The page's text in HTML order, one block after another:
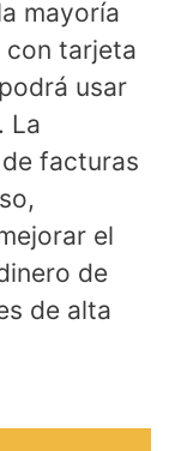
mayoría
con tarjeta
usar
La
facturas
el
de
de alta